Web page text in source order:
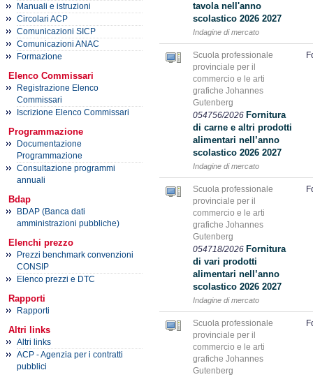
Manuali e istruzioni
Circolari ACP
Comunicazioni SICP
Comunicazioni ANAC
Formazione
Elenco Commissari
Registrazione Elenco
Commissari
Iscrizione Elenco Commissari
Programmazione
Documentazione
Programmazione
Consultazione programmi
annuali
Bdap
BDAP (Banca dati
amministrazioni pubbliche)
Elenchi prezzo
Prezzi benchmark convenzioni
CONSIP
Elenco prezzi e DTC
Rapporti
Rapporti
Altri links
Altri links
ACP - Agenzia per i contratti
pubblici
tavola nell'anno
scolastico 2026 2027
Indagine di mercato
Scuola professionale
provinciale per il
commercio e le arti
grafiche Johannes
Gutenberg
054756/2026 Fornitura
di carne e altri prodotti
alimentari nell’anno
scolastico 2026 2027
Indagine di mercato
Scuola professionale
provinciale per il
commercio e le arti
grafiche Johannes
Gutenberg
054718/2026 Fornitura
di vari prodotti
alimentari nell’anno
scolastico 2026 2027
Indagine di mercato
Scuola professionale
provinciale per il
commercio e le arti
grafiche Johannes
Gutenberg